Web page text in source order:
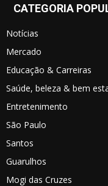
CATEGORIA
Notícias
Mercado
Educação & Carreiras
Saúde, beleza & bem
Entretenimento
São Paulo
Santos
Guarulhos
Mogi das Cruzes